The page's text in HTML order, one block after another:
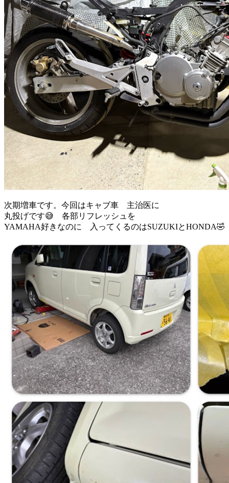
次期増車です。今回はキャブ車 主治医に
丸投げです😅 各部リフレッシュを
YAMAHA好きなのに 入ってくるのはSUZUKIとHONDA🤣